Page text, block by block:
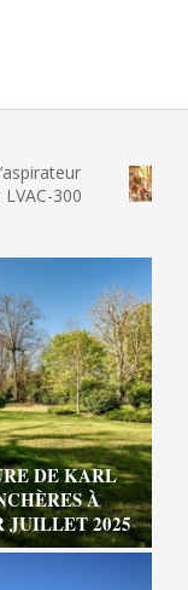
Nous
glace
DE KARL
À
JUILLET 2025